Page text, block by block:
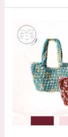
Budapesten,
az
alkotás
élménnyé